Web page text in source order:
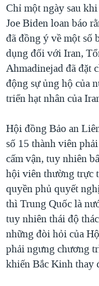
SỨC KHOẺ
VĂN HOÁ
THỂ THAO
GIÁO DỤC
NGÀY TỊ NẠN THẾ GIỚI
TRỊNH VĨNH BÌNH -
GROUND ZERO – XƯA
CHI PHÍ CHIẾN TRANH
CÁC GIÁ TRỊ CỘNG
THƯỢNG ĐỈNH
NGƯ DÂN VIỆT VÀ
BÊN KIA QUỐC LỘ:
QUAN HỆ VIỆT MỸ
Ngôn ngữ khác
Chỉ một ngày sau
Joe Biden loan báo
đã đồng ý về một số
dụng đối với Iran,
Ahmadinejad đã đặt
động sự ủng hộ của
triển hạt nhân của
Hội đồng Bảo an
số 15 thành viên
cấm vận, tuy nhiên
hội viên thường trực
quyền phủ quyết
thì Trung Quốc là
tuy nhiên thái độ
những đòi hỏi của
phải ngưng chương
khiến Bắc Kinh thay